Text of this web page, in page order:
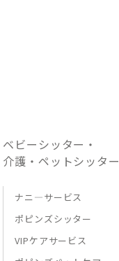
ベビーシッター・
介護・ペットシッター
ナニ―サービス
ポピンズシッター
VIPケアサービス